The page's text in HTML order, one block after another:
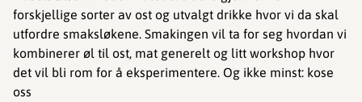
forskjellige sorter av ost og utvalgt drikke hvor vi da skal
utfordre smaksløkene. Smakingen vil ta for seg hvordan vi
kombinerer øl til ost, mat generelt og litt workshop hvor
det vil bli rom for å eksperimentere. Og ikke minst: kose
oss